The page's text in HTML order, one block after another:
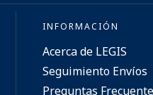
INFORMACIÓN
Acerca de LEGIS
Seguimiento Envíos
Preguntas